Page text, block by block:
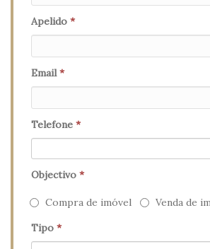
Apelido *
Email*
Telefone *
Objectivo *
Compra de imóvel
Venda de
Tipo *